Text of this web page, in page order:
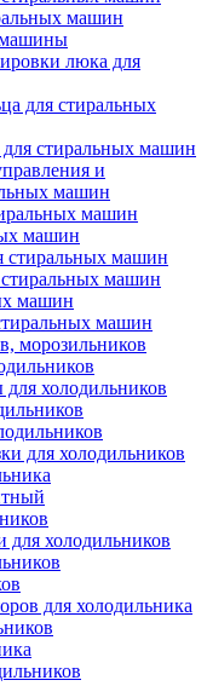
машин
люка для
для стиральных
стиральных машин
и
машин
машин
машин
стиральных машин
машин
машин
машин
морозильников
холодильников
для холодильников
для холодильников
для холодильника